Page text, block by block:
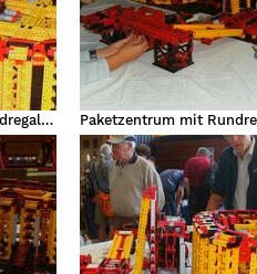
Paketzentrum mit Rundregallager